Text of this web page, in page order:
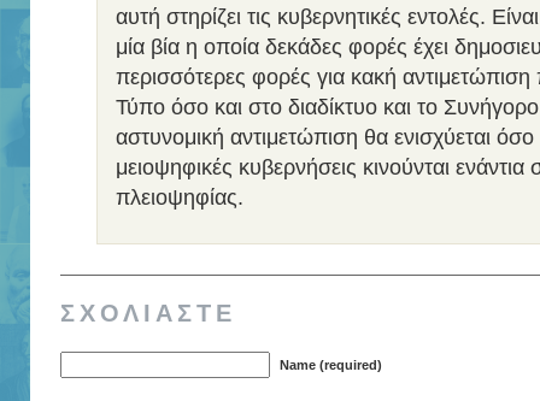
αυτή στηρίζει τις κυβερνητικές εντολές.
μία βία η οποία δεκάδες φορές έχει
περισσότερες φορές για κακή
Τύπο όσο και στο διαδίκτυο και το
αστυνομική αντιμετώπιση θα ενισχύεται
μειοψηφικές κυβερνήσεις κινούνται
πλειοψηφίας.
ΣΧΟΛΙΑΣΤΕ
Name (required)